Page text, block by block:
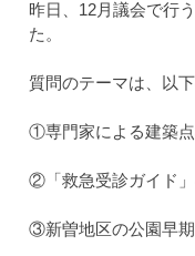
昨日、12月議会で行
た。
質問のテーマは、以下
①専門家による建築
②「救急受診ガイド
③新曽地区の公園早